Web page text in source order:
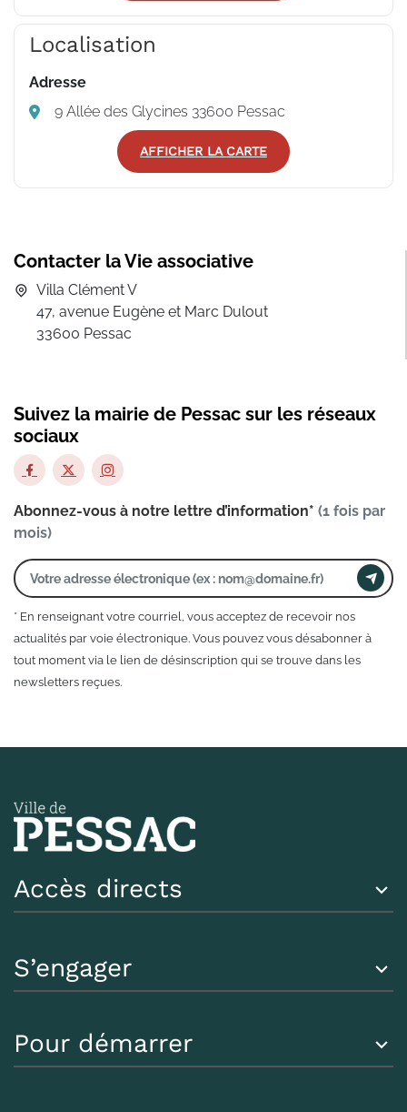
Localisation
Adresse
9 Allée des Glycines 33600 Pessac
AFFICHER LA CARTE
Contacter la Vie associative
Villa Clément V
47, avenue Eugène et Marc Dulout
33600 Pessac
Suivez la mairie de Pessac sur les réseaux
sociaux
Abonnez-vous à notre lettre d’information* (1 fois par
mois)
* En renseignant votre courriel, vous acceptez de recevoir nos
actualités par voie électronique. Vous pouvez vous désabonner à
tout moment via le lien de désinscription qui se trouve dans les
newsletters reçues.
Accès directs
S’engager
Pour démarrer